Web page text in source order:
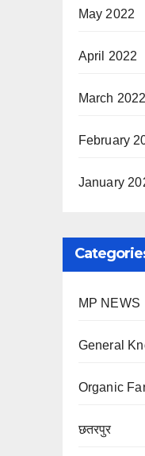
May 2022
April 2022
March 2022
February
January
MP NEWS
General
Organic
छतरपुर